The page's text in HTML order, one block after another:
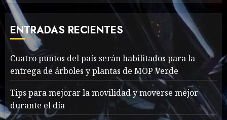
1
Searching for the
forgotten heroes of World
MAYO 14, 2024 860
What’s Scarier Than the
Sex Talk? Its About Weight
ENTRADAS RECIENTES
Cuatro puntos del país serán habilitados para la
entrega de árboles y plantas de MOP Verde
Tips para mejorar la movilidad y moverse mejor
durante el día